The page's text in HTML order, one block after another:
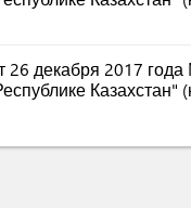
26 декабря 2017
Казахстан"